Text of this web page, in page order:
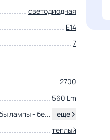
светодиодная
E14
7
2700
560 Lm
лампы - бе... еще
теплый